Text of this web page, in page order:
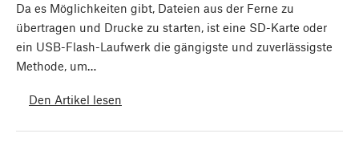
Da es Möglichkeiten gibt, Dateien aus der Ferne zu
übertragen und Drucke zu starten, ist eine SD-Karte oder
ein USB-Flash-Laufwerk die gängigste und zuverlässigste
Methode, um…
Den Artikel lesen